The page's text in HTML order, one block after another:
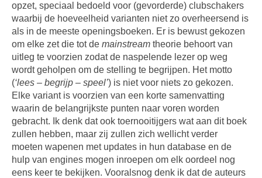
opzet, speciaal bedoeld voor (gevorderde) clubschakers
waarbij de hoeveelheid varianten niet zo overheersend is
als in de meeste openingsboeken. Er is bewust gekozen
om elke zet die tot de mainstream theorie behoort van
uitleg te voorzien zodat de naspelende lezer op weg
wordt geholpen om de stelling te begrijpen. Het motto
(‘lees – begrijp – speel’) is niet voor niets zo gekozen.
Elke variant is voorzien van een korte samenvatting
waarin de belangrijkste punten naar voren worden
gebracht. Ik denk dat ook toernooitijgers wat aan dit boek
zullen hebben, maar zij zullen zich wellicht verder
moeten wapenen met updates in hun database en de
hulp van engines mogen inroepen om elk oordeel nog
eens keer te bekijken. Vooralsnog denk ik dat de auteurs